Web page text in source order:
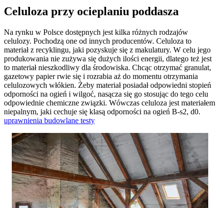
Celuloza przy ocieplaniu poddasza
Na rynku w Polsce dostępnych jest kilka różnych rodzajów
celulozy. Pochodzą one od innych producentów. Celuloza to
materiał z recyklingu, jaki pozyskuje się z makulatury. W celu jego
produkowania nie zużywa się dużych ilości energii, dlatego też jest
to materiał nieszkodliwy dla środowiska. Chcąc otrzymać granulat,
gazetowy papier rwie się i rozrabia aż do momentu otrzymania
celulozowych włókien. Żeby materiał posiadał odpowiedni stopień
odporności na ogień i wilgoć, nasącza się go stosując do tego celu
odpowiednie chemiczne związki. Wówczas celuloza jest materiałem
niepalnym, jaki cechuje się klasą odporności na ogień B-s2, d0.
uprawnienia budowlane testy